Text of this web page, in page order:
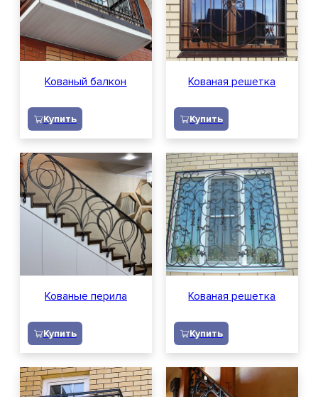
Кованый балкон
Купить
Кованая решетка
Купить
Кованые перила
Купить
Кованая решетка
Купить